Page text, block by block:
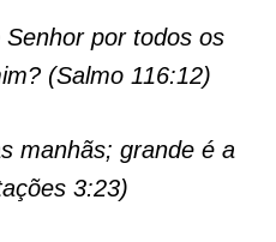
por todos os
(Salmo 116:12)
manhãs; grande é a
3:23)